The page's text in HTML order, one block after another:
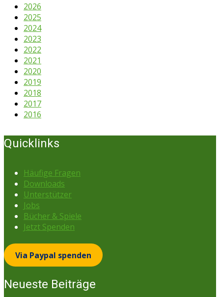
2026
2025
2024
2023
2022
2021
2020
2019
2018
2017
2016
Quicklinks
Häufige Fragen
Downloads
Unterstützer
Jobs
Bücher & Spiele
Jetzt Spenden
Via Paypal spenden
Neueste Beiträge